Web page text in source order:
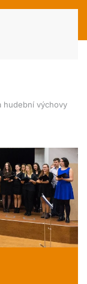
hudební výchovy